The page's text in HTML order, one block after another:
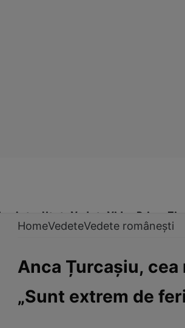
Actualitate Vedete Video Prime
Vedete româneștiInterviurile
HomeVedeteVedete românești
Anca Țurcașiu,
„Sunt extrem de